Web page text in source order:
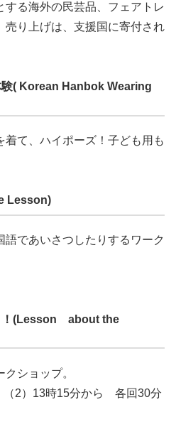
する海外の民芸品、フェアトレ
売り上げは、支援国に寄付され
( Korean Hanbok Wearing
て、ハイポーズ！子ども用も
Lesson)
語であいさつしたりするワーク
！(Lesson about the
ショップ。
（2）13時15分から 各回30分